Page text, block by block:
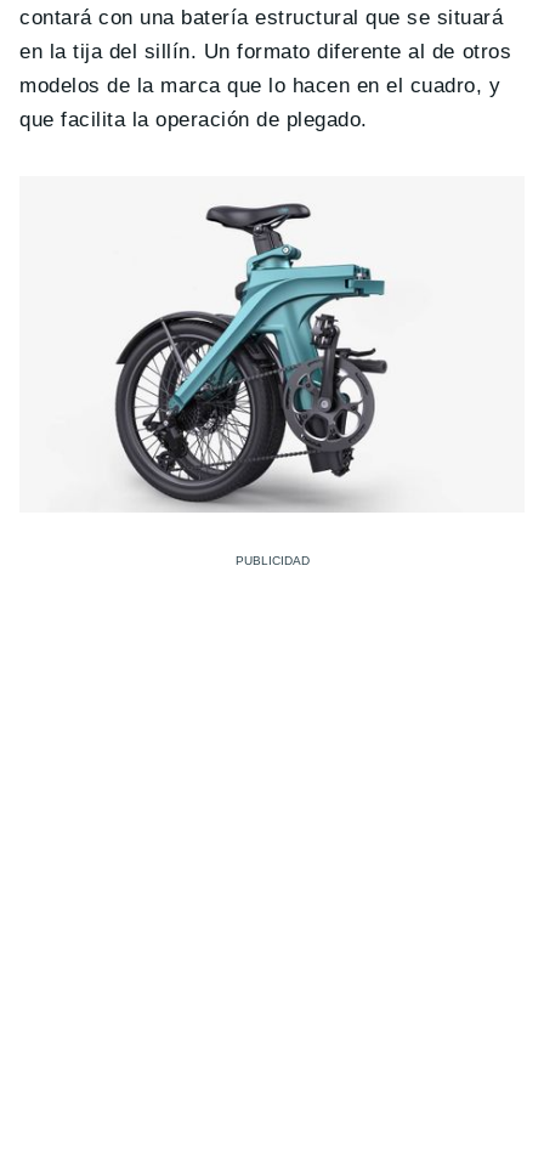
contará con una batería estructural que se situará
en la tija del sillín. Un formato diferente al de otros
modelos de la marca que lo hacen en el cuadro, y
que facilita la operación de plegado.